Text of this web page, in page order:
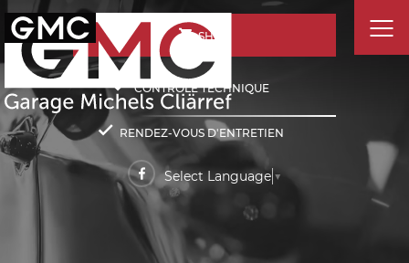
SHOP
CONTRÔLE TECHNIQUE
RENDEZ-VOUS D'ENTRETIEN
Select Language ▼